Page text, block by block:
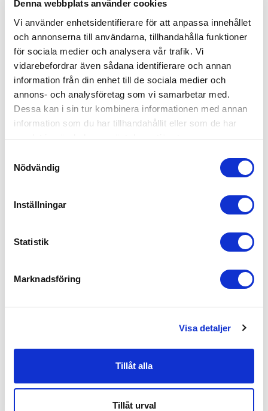
Denna webbplats använder cookies
Vi använder enhetsidentifierare för att anpassa innehållet
och annonserna till användarna, tillhandahålla funktioner
för sociala medier och analysera vår trafik. Vi
vidarebefordrar även sådana identifierare och annan
information från din enhet till de sociala medier och
annons- och analysföretag som vi samarbetar med.
Dessa kan i sin tur kombinera informationen med annan
information som du har tillhandahållit eller som de har
samlat in när du har använt deras tjänster.
Nödvändig
Inställningar
Statistik
Marknadsföring
Visa detaljer
Tillåt alla
Tillåt urval
Olen 157cm pitkä, ja nämä on ensimmäiset flaret josta voin
oikeasti sanoa että sopii täydellisesti lyhyemmälle
naiselle! Ostin petite s koossa. Vastaa täysin kokoaan.
Materiaali on tosi ohutta, mutta ei näy onneksi läpi!
Produktanmeldt: Softy Flared Tights
Very Good
Vis mere
Var den här recensionen användbar?
0
Leila B.🇸🇪
Otroligt bekväma och mjuka! True